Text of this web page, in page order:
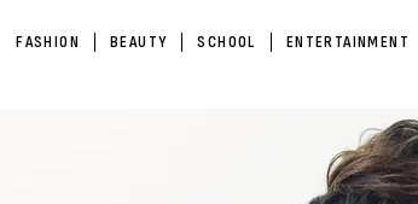
FASHION BEAUTY SCHOOL ENTERTAINMENT